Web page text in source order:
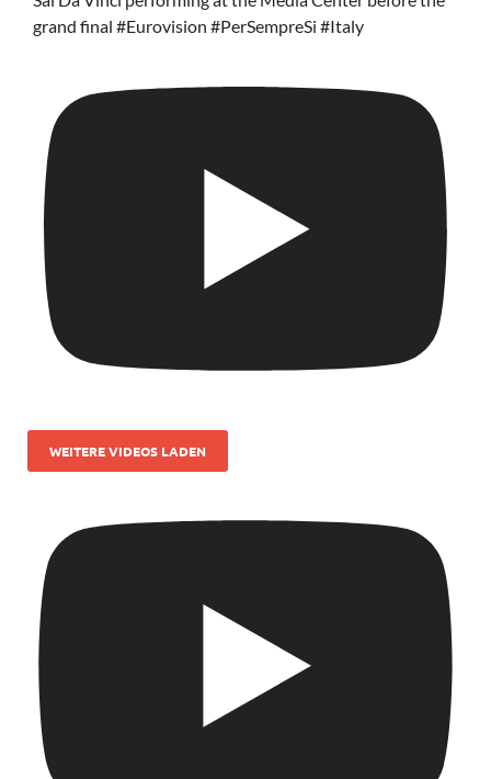
grand final #Eurovision #PerSempreSi #Italy
WEITERE VIDEOS LADEN